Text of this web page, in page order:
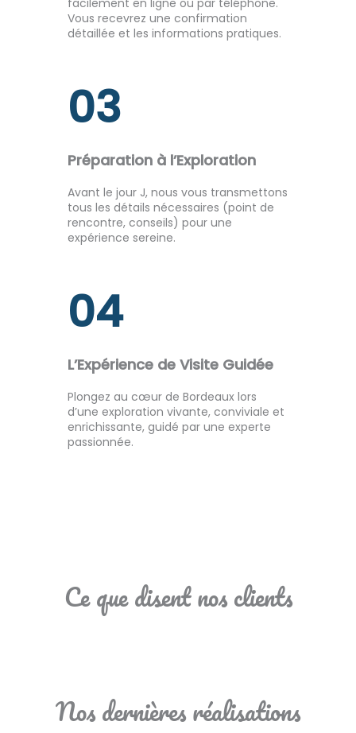
facilement en ligne ou par téléphone.
Vous recevrez une confirmation
détaillée et les informations pratiques.
03
Préparation à l’Exploration
Avant le jour J, nous vous transmettons
tous les détails nécessaires (point de
rencontre, conseils) pour une
expérience sereine.
04
L’Expérience de Visite Guidée
Plongez au cœur de Bordeaux lors
d’une exploration vivante, conviviale et
enrichissante, guidé par une experte
passionnée.
Ce que disent nos clients
Nos dernières réalisations